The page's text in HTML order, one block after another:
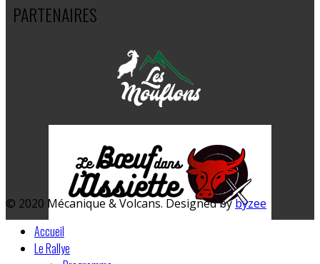
PARTENAIRES
© 2020 Mécanique & Volcans. Designed bybyzee
Accueil
Le Rallye